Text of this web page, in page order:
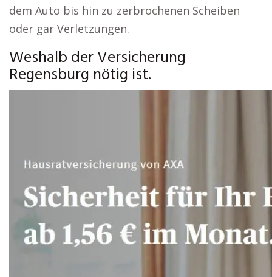
dem Auto bis hin zu zerbrochenen Scheiben
oder gar Verletzungen.
Weshalb der Versicherung
Regensburg nötig ist.